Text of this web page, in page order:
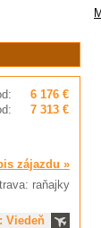
6 176 €
7 313 €
zájazdu »
raňajky
Viedeň